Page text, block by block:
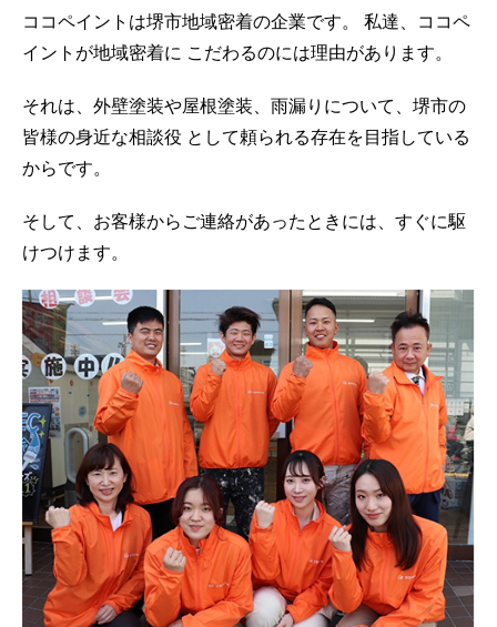
外壁塗装しないと、と思いつつ後
伸ばしにしていました。いよいよ築16年を超えたの
で、本格的に業者さんを探すことにしました。自宅
んに行って、即決しました。本来なら、もっと迷っ
たり他者と比較
read more
ココペイントは堺市地域密着の企業です。 私達、ココペ
イントが地域密着に こだわるのには理由があります。
それは、外壁塗装や屋根塗装、雨漏りについて、堺市の
皆様の身近な相談役 として頼られる存在を目指している
からです。
そして、お客様からご連絡があったときには、すぐに駆
けつけます。